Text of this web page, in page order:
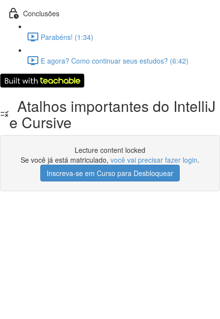
Conclusões
Parabéns! (1:34)
E agora? Como continuar seus estudos? (6:42)
Atalhos importantes do IntelliJ
e Cursive
Lecture content locked
Se você já está matriculado, você vai precisar fazer login.
Inscreva-se em Curso para Desbloquear